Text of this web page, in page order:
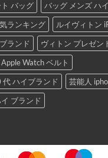
バッグ
バッグ メンズ ハ
ランキング
ルイヴィトン
ランド
ヴィトン プレゼン
Watch ベルト
ハイブランド
芸能人
ブランド